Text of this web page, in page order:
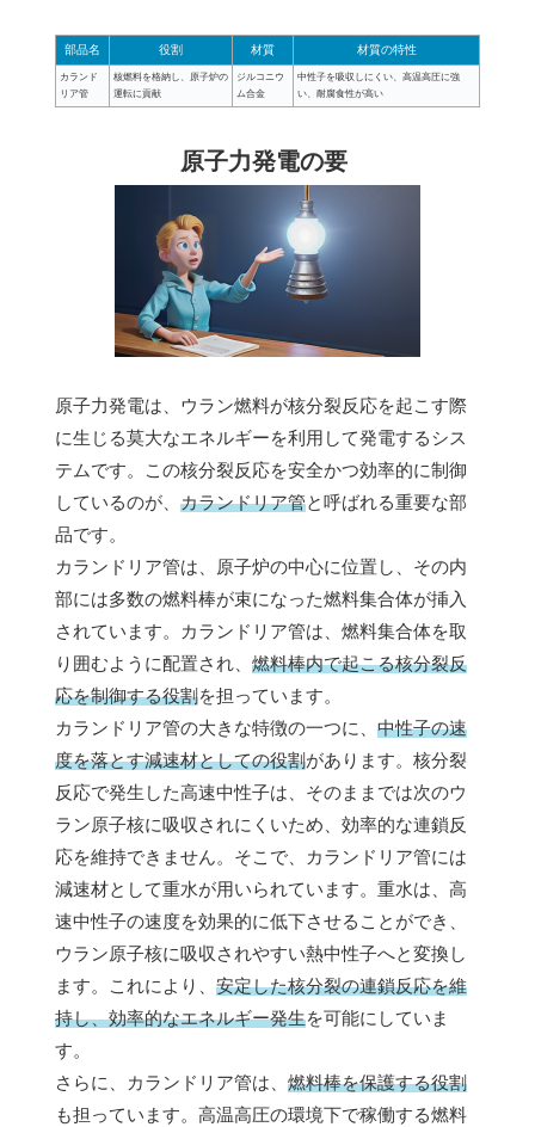
部品名 役割 材質 材質の特性
カランド
リア管
核燃料を格納し、原子炉の
運転に貢献
ジルコニウ
ム合金
中性子を吸収しにくい、高温高圧に強
い、耐腐食性が高い
原子力発電の要
原子力発電は、ウラン燃料が核分裂反応を起こす際
に生じる莫大なエネルギーを利用して発電するシス
テムです。この核分裂反応を安全かつ効率的に制御
しているのが、 カランドリア管と呼ばれる重要な部
品です。
カランドリア管は、原子炉の中心に位置し、その内
部には多数の燃料棒が束になった燃料集合体が挿入
されています。カランドリア管は、燃料集合体を取
り囲むように配置され、 燃料棒内で起こる核分裂反
応を制御する役割を担っています。
カランドリア管の大きな特徴の一つに、 中性子の速
度を落とす減速材としての役割があります。核分裂
反応で発生した高速中性子は、そのままでは次のウ
ラン原子核に吸収されにくいため、効率的な連鎖反
応を維持できません。そこで、カランドリア管には
減速材として重水が用いられています。重水は、高
速中性子の速度を効果的に低下させることができ、
ウラン原子核に吸収されやすい熱中性子へと変換し
ます。これにより、 安定した核分裂の連鎖反応を維
持し、効率的なエネルギー発生を可能にしていま
す。
さらに、カランドリア管は、 燃料棒を保護する役割
も担っています。高温高圧の環境下で稼働する燃料